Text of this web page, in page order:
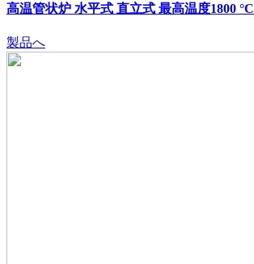
高温管状炉 水平式 直立式 最高温度1800 °C
製品へ